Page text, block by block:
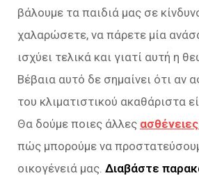
βάλουμε τα παιδιά μας σε
χαλαρώσετε, να πάρετε μία
ισχύει τελικά και γιατί αυτή η
Βέβαια αυτό δε σημαίνει ότι αν
του κλιματιστικού ακαθάριστα
Θα δούμε ποιες άλλες ασθένειες
πώς μπορούμε να
οικογένειά μας. Διαβάστε